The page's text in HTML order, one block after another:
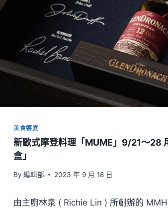
美食饗宴
新歐式摩登料理「MUME」9/21～28
盒」
By 編輯部 2023 年 9 月 18 日
由主廚林泉 ( Richie Lin ) 所創辦的